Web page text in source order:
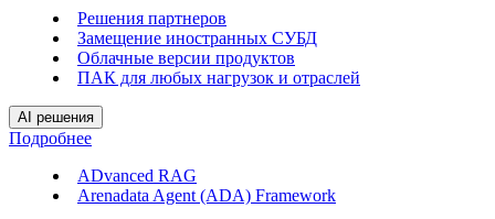
Решения партнеров
Замещение иностранных СУБД
Облачные версии продуктов
ПАК для любых нагрузок и отраслей
AI решения
Подробнее
ADvanced RAG
Arenadata Agent (ADA) Framework